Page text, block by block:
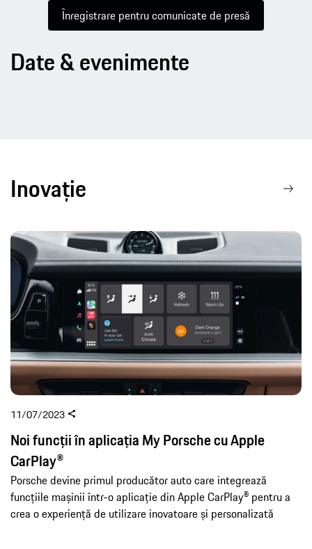
Înregistrare pentru comunicate de presă
Date & evenimente
Inovație
11/07/2023
Noi funcții în aplicația My Porsche cu Apple
CarPlay®
Porsche devine primul producător auto care integrează
funcțiile mașinii într-o aplicație din Apple CarPlay® pentru a
crea o experiență de utilizare inovatoare și personalizată